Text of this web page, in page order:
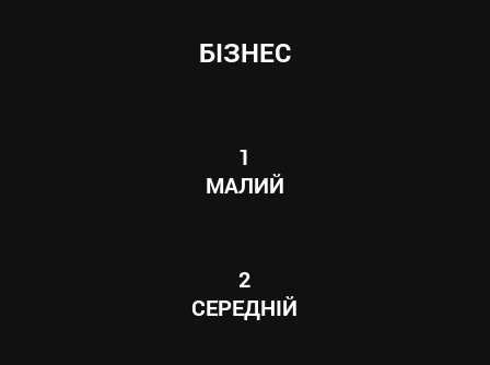
БІЗНЕС
1
МАЛИЙ
2
СЕРЕДНІЙ